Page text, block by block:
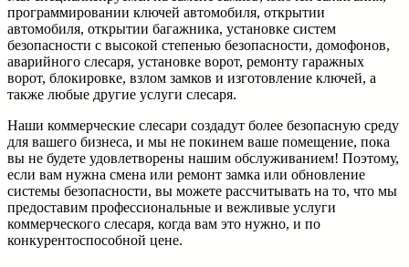
программировании ключей автомобиля, открытии
автомобиля, открытии багажника, установке систем
безопасности с высокой степенью безопасности, домофонов,
аварийного слесаря, установке ворот, ремонту гаражных
ворот, блокировке, взлом замков и изготовление ключей, а
также любые другие услуги слесаря.
Наши коммерческие слесари создадут более безопасную среду
для вашего бизнеса, и мы не покинем ваше помещение, пока
вы не будете удовлетворены нашим обслуживанием! Поэтому,
если вам нужна смена или ремонт замка или обновление
системы безопасности, вы можете рассчитывать на то, что мы
предоставим профессиональные и вежливые услуги
коммерческого слесаря, когда вам это нужно, и по
конкурентоспособной цене.